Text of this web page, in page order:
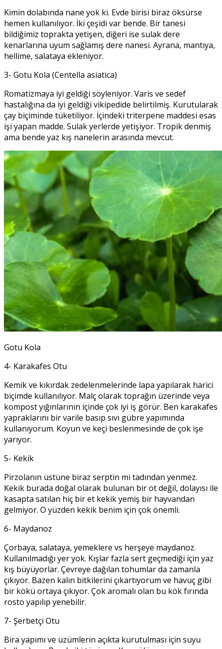
Kimin dolabında nane yok ki. Evde birisi biraz öksürse
hemen kullanılıyor. İki çeşidi var bende. Bir tanesi
bildiğimiz toprakta yetişen, diğeri ise sulak dere
kenarlarına uyum sağlamış dere nanesi. Ayrana, mantıya,
hellime, salataya ekleniyor.
3- Gotu Kola (Centella asiatica)
Romatizmaya iyi geldiği söyleniyor. Varis ve sedef
hastalığına da iyi geldiği vikipedide belirtilmiş. Kurutularak
çay biçiminde tüketiliyor. İçindeki triterpene maddesi esas
işi yapan madde. Sulak yerlerde yetişiyor. Tropik denmiş
ama bende yaz kış nanelerin arasında mevcut.
Gotu Kola
4- Karakafes Otu
Kemik ve kıkırdak zedelenmelerinde lapa yapılarak harici
biçimde kullanılıyor. Malç olarak toprağın üzerinde veya
kompost yığınlarının içinde çok iyi iş görür. Ben karakafes
yapraklarını bir varile basıp sıvı gübre yapımında
kullanıyorum. Koyun ve keçi beslenmesinde de çok işe
yarıyor.
5- Kekik
Pirzolanın üstüne biraz serptin mi tadından yenmez.
Kekik burada doğal olarak bulunan bir ot değil, dolayısı ile
kasapta satılan hiç bir et kekik yemiş bir hayvandan
gelmiyor. O yüzden kekik benim için çok önemli.
6- Maydanoz
Çorbaya, salataya, yemeklere vs herşeye maydanoz.
Kullanılmadığı yer yok. Kışlar fazla sert geçmediği için yaz
kış büyüyorlar. Çevreye dağılan tohumlar da zamanla
çıkıyor. Bazen kalın bitkilerini çıkartıyorum ve havuç gibi
bir kökü ortaya çıkıyor. Çok aromalı olan bu kök fırında
rosto yapılıp yenebilir.
7- Şerbetçi Otu
Bira yapımı ve üzümlerin açıkta kurutulması için suyu